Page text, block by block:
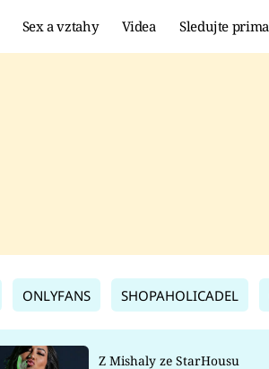
Sex a vztahy Videa Sledujte
ONLYFANS SHOPAHOLICADEL
Z Mishaly ze StarHousu